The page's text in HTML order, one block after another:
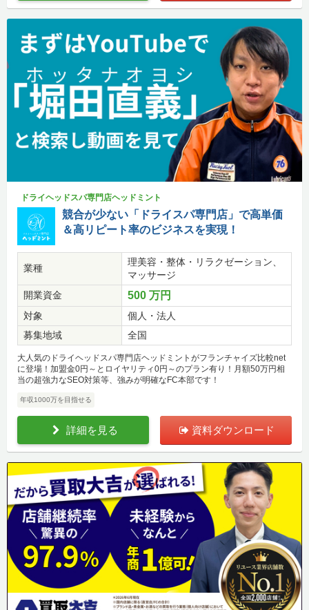
ドライヘッドスパ専門店ヘッドミント
競合が少ない「ドライスパ専門店」で高単価
＆高リピート率のビジネスを実現！
業種
理美容・整体・リラクゼーション、
マッサージ
開業資金
500 万円
対象
個人・法人
募集地域
全国
大人気のドライヘッドスパ専門店ヘッドミントがフランチャイズ比較net
に登場！加盟金0円～とロイヤリティ0円～のプラン有り！月額50万円相
当の超強力なSEO対策等、強みが明確なFC本部です！
年収1000万を目指せる
詳細を見る 資料ダウンロード